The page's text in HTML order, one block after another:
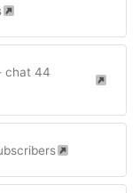
chat 44